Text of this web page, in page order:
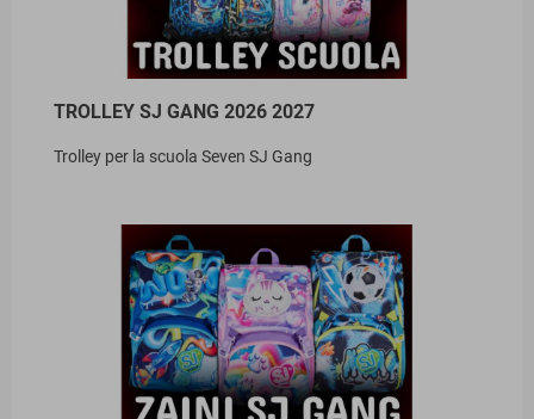
TROLLEY SJ GANG 2026 2027
Trolley per la scuola Seven SJ Gang